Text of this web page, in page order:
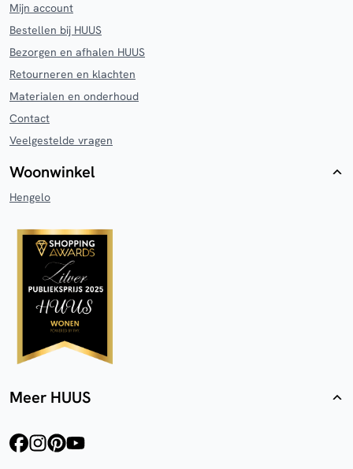
Mijn account
Bestellen bij HUUS
Bezorgen en afhalen HUUS
Retourneren en klachten
Materialen en onderhoud
Contact
Veelgestelde vragen
Woonwinkel
Hengelo
Meer HUUS
facebookinstagram
pinterest
youtube